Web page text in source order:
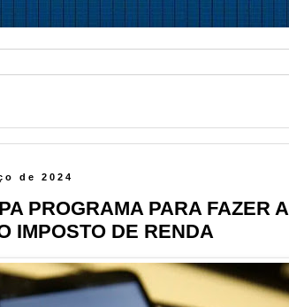
de 2024
PROGRAMA PARA FAZER A
IMPOSTO DE RENDA